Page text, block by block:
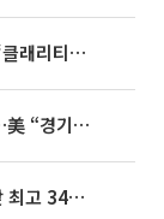
미국, 가상자산 포괄 규제 속도…상원, ‘클래리티법’ 9월 절차투표 추진
이란, 미국에 호르무즈 합의 조건 제시…美 “경기 아직 안 끝나” [종합]
[내일 날씨] 전국 무더위 계속…10일 낮 최고 34도 육박